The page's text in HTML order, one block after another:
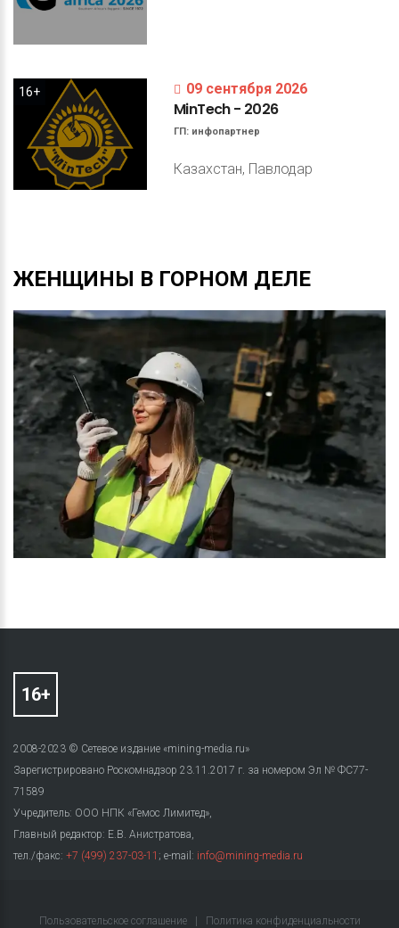
16+ 09 сентября 2026
MinTech- 2026
ГП: инфопартнер
Казахстан, Павлодар
ЖЕНЩИНЫ В ГОРНОМ ДЕЛЕ
2008-2023 © Сетевое издание «mining-media.ru»
Зарегистрировано Роскомнадзор 23.11.2017 г. за номером Эл № ФС77-
71589
Учредитель: ООО НПК «Гемос Лимитед»,
Главный редактор: Е.В. Анистратова,
тел./факс: +7 (499) 237-03-11 ; e-mail: info@mining-media.ru
Пользовательское соглашение Политика конфиденциальности